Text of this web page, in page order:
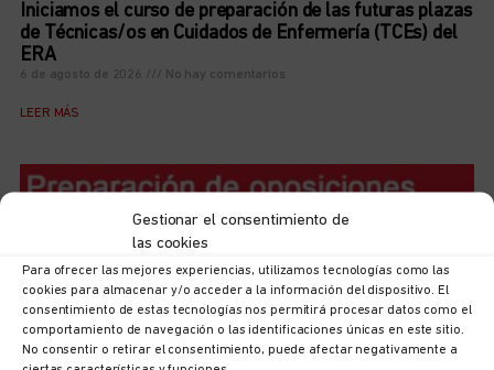
Gestionar el consentimiento de
las cookies
Para ofrecer las mejores experiencias, utilizamos tecnologías como las
cookies para almacenar y/o acceder a la información del dispositivo. El
consentimiento de estas tecnologías nos permitirá procesar datos como el
comportamiento de navegación o las identificaciones únicas en este sitio.
No consentir o retirar el consentimiento, puede afectar negativamente a
Iniciamos el curso de preparación de las futuras plazas
de Técnicas/os en Cuidados de Enfermería (TCEs) del
ERA
6 de agosto de 2026 No hay comentarios
LEER MÁS